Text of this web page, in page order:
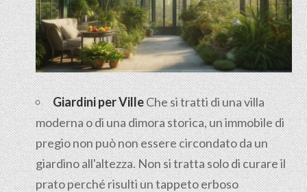
Giardini per VilleChe si tratti di una villa
moderna o di una dimora storica, un immobile di
pregio non può non essere circondato da un
giardino all'altezza. Non si tratta solo di curare il
prato perché risulti un tappeto erboso